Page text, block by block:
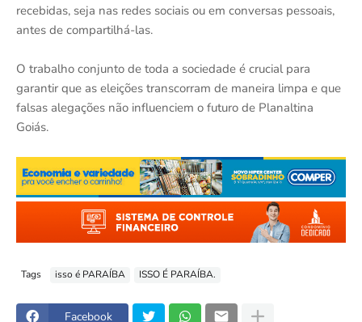
recebidas, seja nas redes sociais ou em conversas pessoais,
antes de compartilhá-las.
O trabalho conjunto de toda a sociedade é crucial para
garantir que as eleições transcorram de maneira limpa e que
falsas alegações não influenciem o futuro de Planaltina
Goiás.
Tags isso é PARAÍBA ISSO É PARAÍBA.
Facebook